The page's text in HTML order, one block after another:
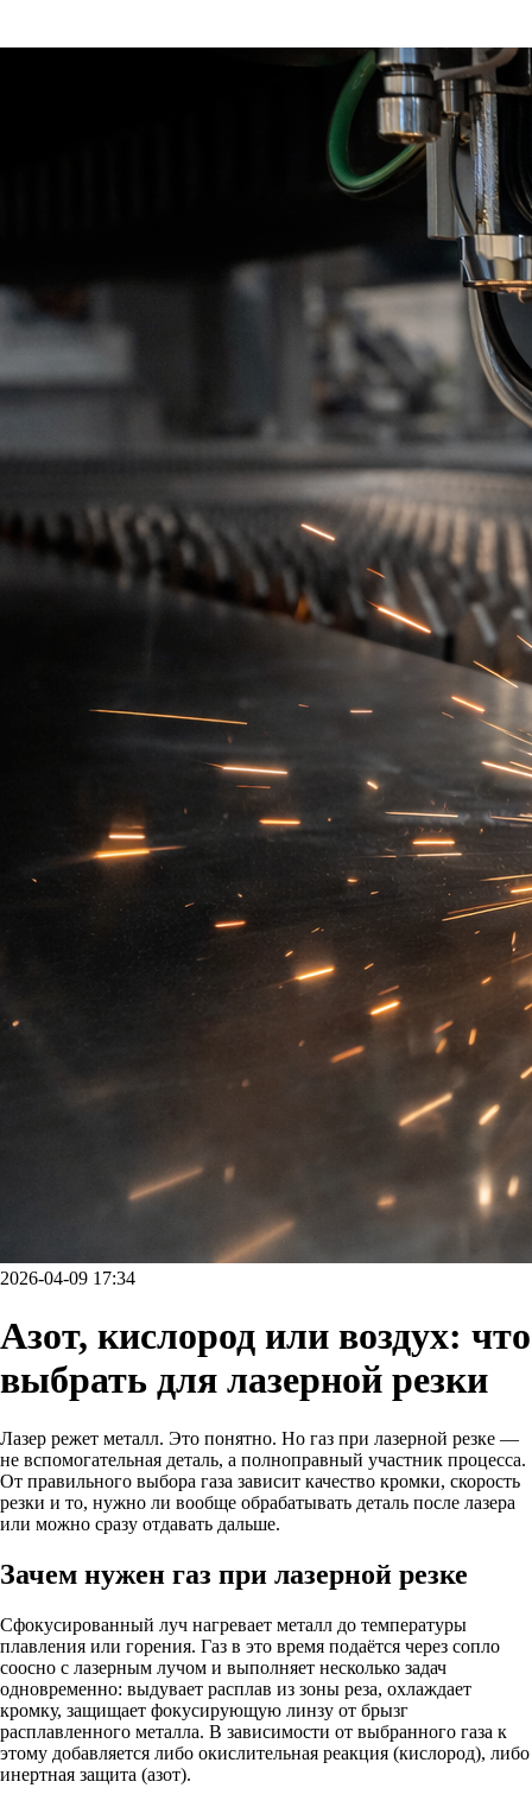
2026-04-09 17:34
Азот, кислород или воздух: что
выбрать для лазерной резки
Лазер режет металл. Это понятно. Но газ при лазерной резке —
не вспомогательная деталь, а полноправный участник процесса.
От правильного выбора газа зависит качество кромки, скорость
резки и то, нужно ли вообще обрабатывать деталь после лазера
или можно сразу отдавать дальше.
Зачем нужен газ при лазерной резке
Сфокусированный луч нагревает металл до температуры
плавления или горения. Газ в это время подаётся через сопло
соосно с лазерным лучом и выполняет несколько задач
одновременно: выдувает расплав из зоны реза, охлаждает
кромку, защищает фокусирующую линзу от брызг
расплавленного металла. В зависимости от выбранного газа к
этому добавляется либо окислительная реакция (кислород), либо
инертная защита (азот).